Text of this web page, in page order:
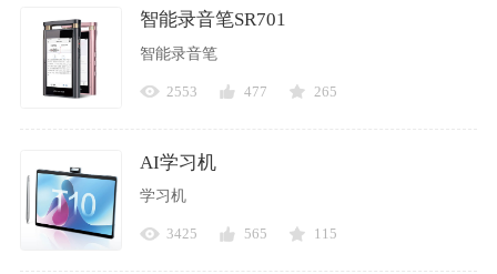
智能录音笔SR701
智能录音笔
2553 477 265
AI学习机
学习机
3425 565 115